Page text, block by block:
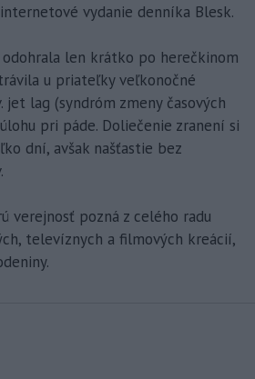
vydanie denníka Blesk.
odohrala len krátko po herečkinom
u priateľky veľkonočné
jet lag (syndróm zmeny časových
pri páde. Doliečenie zranení si
dní, avšak našťastie bez
verejnosť pozná z celého radu
televíznych a filmových kreácií,